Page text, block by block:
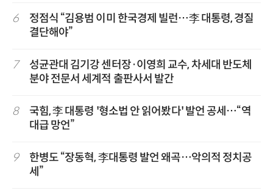
6
정점식 “김용범 이미 한국경제 빌런…李 대통령, 경질
결단해야”
7
성균관대 김기강 센터장·이영희 교수, 차세대 반도체
분야 전문서 세계적 출판사서 발간
8
국힘, 李 대통령 '형소법 안 읽어봤다' 발언 공세…“역
대급 망언”
9
한병도 “장동혁, 李대통령 발언 왜곡…악의적 정치공
세”